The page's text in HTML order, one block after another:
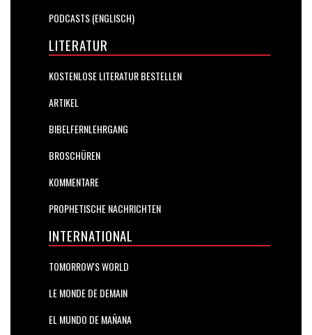
PODCASTS (ENGLISCH)
LITERATUR
KOSTENLOSE LITERATUR BESTELLEN
ARTIKEL
BIBELFERNLEHRGANG
BROSCHÜREN
KOMMENTARE
PROPHETISCHE NACHRICHTEN
INTERNATIONAL
TOMORROW'S WORLD
LE MONDE DE DEMAIN
EL MUNDO DE MAÑANA